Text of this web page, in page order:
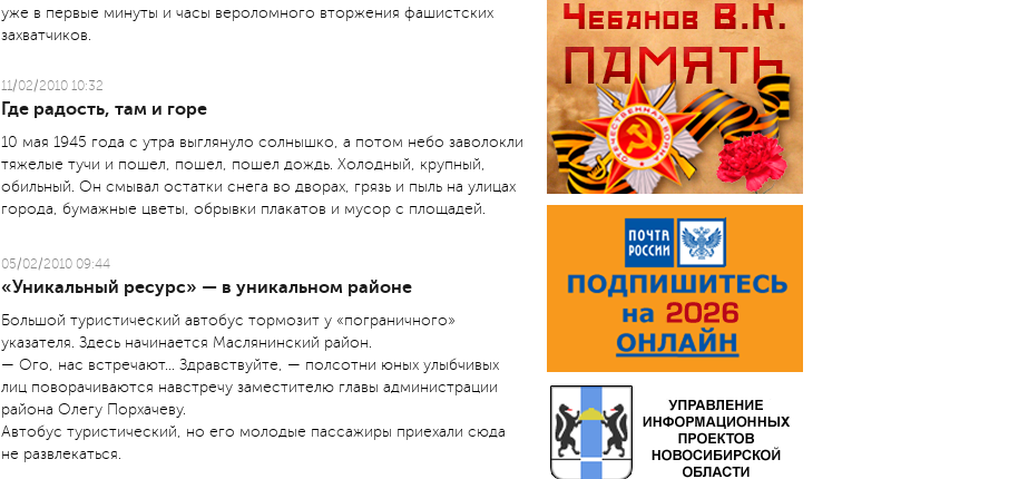
уже в первые минуты и часы вероломного вторжения фашистских
захватчиков.
11/02/2010 10:32
Где радость, там и горе
10 мая 1945 года с утра выглянуло солнышко, а потом небо заволокли
тяжелые тучи и пошел, пошел, пошел дождь. Холодный, крупный,
обильный. Он смывал остатки снега во дворах, грязь и пыль на улицах
города, бумажные цветы, обрывки плакатов и мусор с площадей.
05/02/2010 09:44
«Уникальный ресурс» — в уникальном районе
Большой туристический автобус тормозит у «пограничного»
указателя. Здесь начинается Маслянинский район.
— Ого, нас встречают… Здравствуйте, — полсотни юных улыбчивых
лиц поворачиваются навстречу заместителю главы администрации
района Олегу Порхачеву.
Автобус туристический, но его молодые пассажиры приехали сюда
не развлекаться.